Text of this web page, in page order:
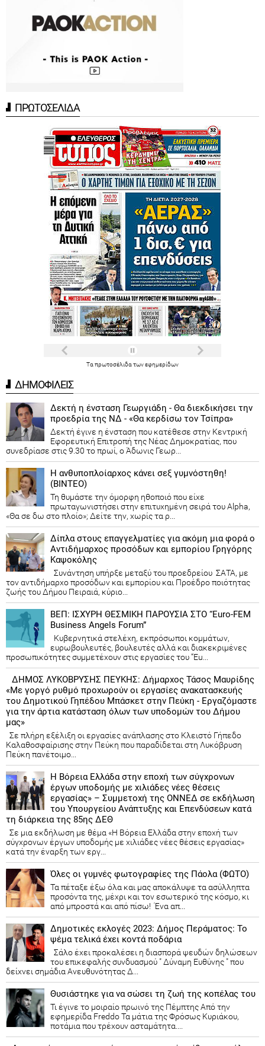
ΠΡΩΤΟΣΕΛΙΔΑ
Τα πρωτοσέλιδα τωνεφημερίδων
ΔΗΜΟΦΙΛΕΙΣ
Δεκτή η ένσταση Γεωργιάδη - Θα διεκδικήσει την
προεδρία της ΝΔ - «Θα κερδίσω τον Τσίπρα»
Δεκτή έγινε η ένσταση που κατέθεσε στην Κεντρική
Εφορευτική Επιτροπή της Νέας Δημοκρατίας, που
συνεδρίασε στις 9.30 το πρωί, ο Άδωνις Γεωρ...
Η ανθυποπλοίαρχος κάνει σεξ γυμνόστηθη!
(ΒΙΝΤΕΟ)
Τη θυμάστε την όμορφη ηθοποιό που είχε
πρωταγωνιστήσει στην επιτυχημένη σειρά του Alpha,
«Θα σε δω στο πλοίο»; Δείτε την, χωρίς τα ρ...
Δίπλα στους επαγγελματίες για ακόμη μια φορά ο
Αντιδήμαρχος προσόδων και εμπορίου Γρηγόρης
Καψοκόλης
Συνάντηση υπήρξε μεταξύ του προεδρείου ΣΑΤΑ, με
τον αντιδήμαρχο προσόδων και εμπορίου και Προέδρο ποιότητας
ζωής του Δήμου Πειραιά, κύριο...
ΒΕΠ: ΙΣΧΥΡΗ ΘΕΣΜΙΚΗ ΠΑΡΟΥΣΙΑ ΣΤΟ “Euro-FEM
Business Angels Forum”
Κυβερνητικά στελέχη, εκπρόσωποι κομμάτων,
ευρωβουλευτές, βουλευτές αλλά και διακεκριμένες
προσωπικότητες συμμετέχουν στις εργασίες του “Eu...
ΔΗΜΟΣ ΛΥΚΟΒΡΥΣΗΣ ΠΕΥΚΗΣ: Δήμαρχος Τάσος Μαυρίδης
«Με γοργό ρυθμό προχωρούν οι εργασίες ανακατασκευής
του Δημοτικού Γηπέδου Μπάσκετ στην Πεύκη - Εργαζόμαστε
για την άρτια κατάσταση όλων των υποδομών του Δήμου
μας»
Σε πλήρη εξέλιξη οι εργασίες ανάπλασης στο Κλειστό Γήπεδο
Καλαθοσφαίρισης στην Πεύκη που παραδίδεται στη Λυκόβρυση
Πεύκη πανέτοιμο...
Η Βόρεια Ελλάδα στην εποχή των σύγχρονων
έργων υποδομής με χιλιάδες νέες θέσεις
εργασίας» – Συμμετοχή της ΟΝΝΕΔ σε εκδήλωση
του Υπουργείου Ανάπτυξης και Επενδύσεων κατά
τη διάρκεια της 85ης ΔΕΘ
Σε μια εκδήλωση με θέμα «Η Βόρεια Ελλάδα στην εποχή των
σύγχρονων έργων υποδομής με χιλιάδες νέες θέσεις εργασίας»
κατά την έναρξη των εργ...
Όλες οι γυμνές φωτογραφίες της Πάολα (ΦΩΤΟ)
Τα πέταξε έξω όλα και μας αποκάλυψε τα ασύλληπτα
προσόντα της, μέχρι και τον εσωτερικό της κόσμο, κι
από μπροστά και από πίσω! Ένα απ...
Δημοτικές εκλογές 2023: Δήμος Περάματος: Το
ψέμα τελικά έχει κοντά ποδάρια
Σάλο έχει προκαλέσει η διασπορά ψευδών δηλώσεων
του επικεφαλής συνδυασμού " Δύναμη Ευθύνης " που
δείχνει σημάδια Ανευθυνότητας Δ...
Θυσιάστηκε για να σώσει τη ζωή της κοπέλας του
Τι έγινε το μοιραίο πρωινό της Πέμπτης Από την
εφημερίδα Freddo Τα μάτια της Φρόσως Κυριάκου,
ποτάμια που τρέχουν ασταμάτητα....